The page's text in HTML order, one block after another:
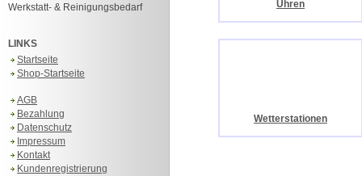
Werkstatt- & Reinigungsbedarf
LINKS
Startseite
Shop-Startseite
AGB
Bezahlung
Datenschutz
Impressum
Kontakt
Kundenregistrierung
Uhren
Wetterstationen